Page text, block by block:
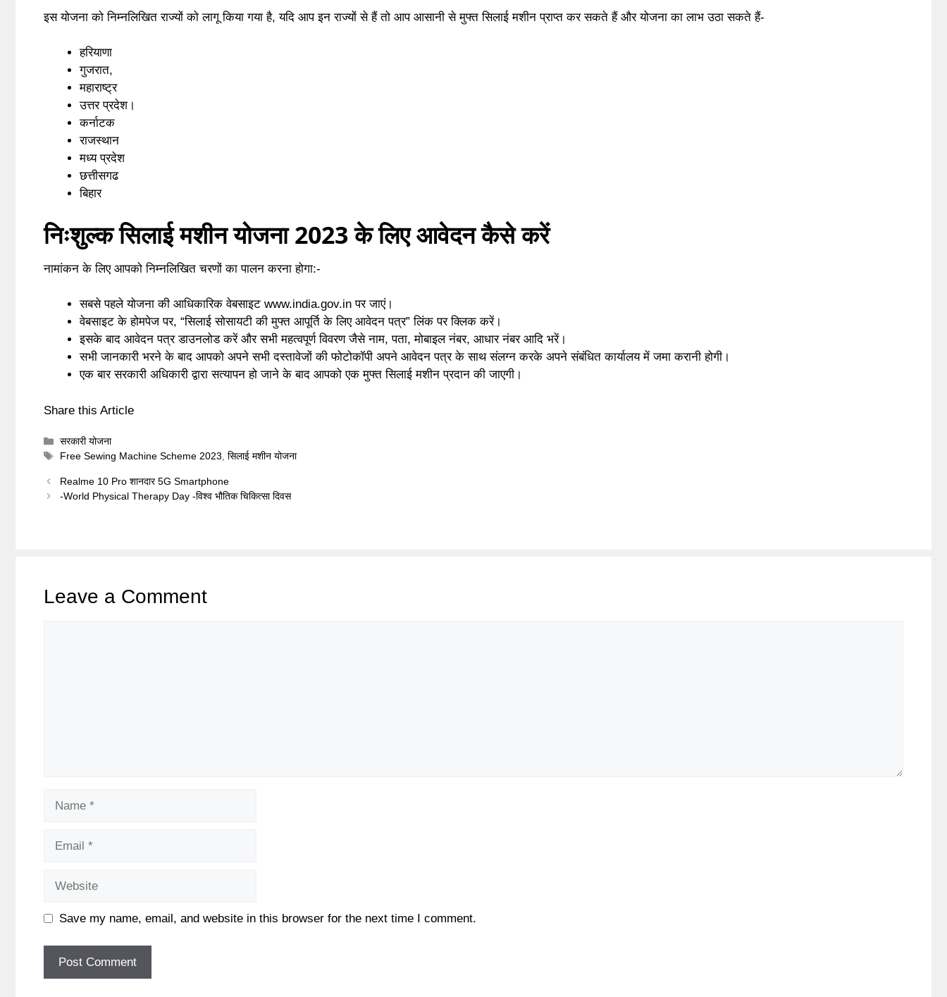
इस योजना को निम्नलिखित राज्यों को लागू किया गया है, यदि आप इन राज्यों से हैं तो आप आसानी से मुफ्त सिलाई मशीन प्राप्त कर सकते हैं और योजना का लाभ उठा सकते हैं-
हरियाणा
गुजरात,
महाराष्ट्र
उत्तर प्रदेश।
कर्नाटक
राजस्थान
मध्य प्रदेश
छत्तीसगढ
बिहार
निःशुल्क सिलाई मशीन योजना 2023 के लिए आवेदन कैसे करें
नामांकन के लिए आपको निम्नलिखित चरणों का पालन करना होगा:-
सबसे पहले योजना की आधिकारिक वेबसाइट www.india.gov.in पर जाएं।
वेबसाइट के होमपेज पर, “सिलाई सोसायटी की मुफ्त आपूर्ति के लिए आवेदन पत्र” लिंक पर क्लिक करें।
इसके बाद आवेदन पत्र डाउनलोड करें और सभी महत्वपूर्ण विवरण जैसे नाम, पता, मोबाइल नंबर, आधार नंबर आदि भरें।
सभी जानकारी भरने के बाद आपको अपने सभी दस्तावेजों की फोटोकॉपी अपने आवेदन पत्र के साथ संलग्न करके अपने संबंधित कार्यालय में जमा करानी होगी।
एक बार सरकारी अधिकारी द्वारा सत्यापन हो जाने के बाद आपको एक मुफ्त सिलाई मशीन प्रदान की जाएगी।
Share this Article
Categories
सरकारी योजना
Tags
Free Sewing Machine Scheme 2023,सिलाई मशीन योजना
Realme 10 Pro शानदार 5G Smartphone
-World Physical Therapy Day -विश्व भौतिक चिकित्सा दिवस
Leave a Comment
Save my name, email, and website in this browser for the next time I comment.